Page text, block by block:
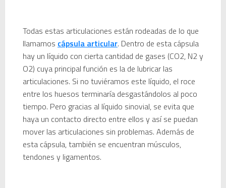
Todas estas articulaciones están rodeadas de lo que
llamamos cápsula articular. Dentro de esta cápsula
hay un líquido con cierta cantidad de gases (CO2, N2 y
O2) cuya principal función es la de lubricar las
articulaciones. Si no tuviéramos este líquido, el roce
entre los huesos terminaría desgastándolos al poco
tiempo. Pero gracias al líquido sinovial, se evita que
haya un contacto directo entre ellos y así se puedan
mover las articulaciones sin problemas. Además de
esta cápsula, también se encuentran músculos,
tendones y ligamentos.